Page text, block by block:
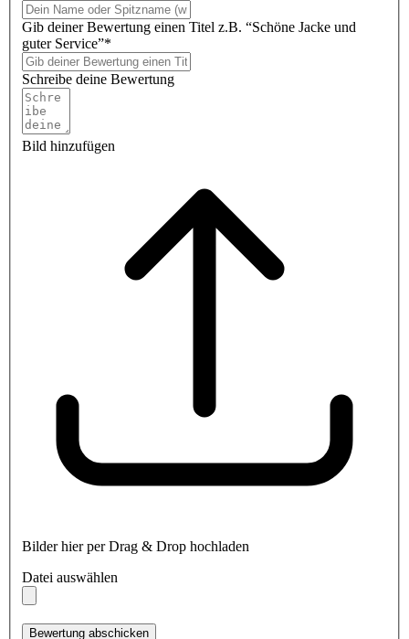
Gib deiner Bewertung einen Titel z.B. “Schöne Jacke und
guter Service”*
Schreibe deine Bewertung
Bild hinzufügen
Bilder hier per Drag & Drop hochladen
Datei auswählen
Bewertung abschicken